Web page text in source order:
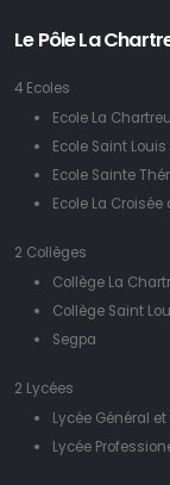
Le Pôle La
4 Ecoles
Ecole La
Ecole Saint Louis
Ecole Sainte
Ecole La
2 Collèges
Collège La
Collège Saint
Segpa
2 Lycées
Lycée Général
Lycée